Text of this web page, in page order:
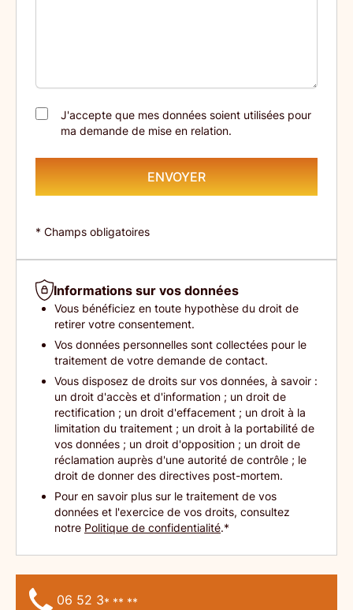
J'accepte que mes données soient utilisées pour
ma demande de mise en relation.
ENVOYER
* Champs obligatoires
Informations sur vos données
Vous bénéficiez en toute hypothèse du droit de
retirer votre consentement.
Vos données personnelles sont collectées pour le
traitement de votre demande de contact.
Vous disposez de droits sur vos données, à savoir :
un droit d'accès et d'information ; un droit de
rectification ; un droit d'effacement ; un droit à la
limitation du traitement ; un droit à la portabilité de
vos données ; un droit d'opposition ; un droit de
réclamation auprès d'une autorité de contrôle ; le
droit de donner des directives post-mortem.
Pour en savoir plus sur le traitement de vos
données et l'exercice de vos droits, consultez
notre Politique de confidentialité.*
06 52 3* ** **